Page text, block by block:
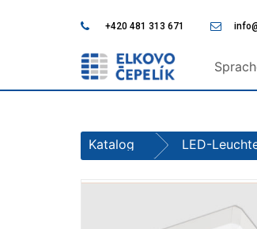
+420 481 313 671
Katalog LED-